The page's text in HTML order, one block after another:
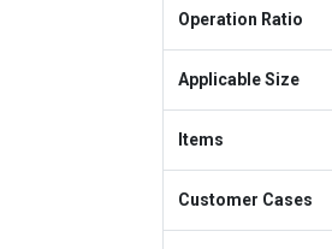
Operation Ratio
Applicable Size
Items
Customer Cases